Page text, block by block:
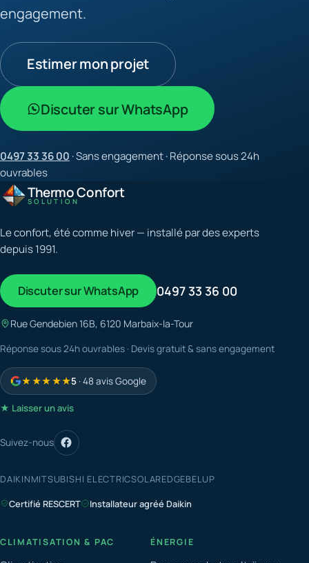
engagement.
Estimer mon projet
Discuter sur WhatsApp
0497 33 36 00 · Sans engagement · Réponse sous 24h
ouvrables
Thermo Confort
SOLUTION
Le confort, été comme hiver — installé par des experts
depuis 1991.
Discuter sur WhatsApp 0497 33 36 00
Rue Gendebien 16B, 6120 Marbaix-la-Tour
Réponse sous 24h ouvrables · Devis gratuit & sans engagement
★★★★★5 · 48 avis Google
★ Laisser un avis
Suivez-nous
DAIKINMITSUBISHI ELECTRICSOLAREDGEBELUP
Certifié RESCERT
Installateur agréé Daikin
CLIMATISATION & PAC ÉNERGIE